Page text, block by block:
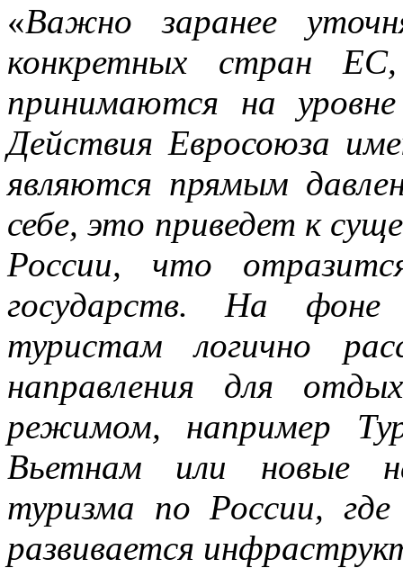
«Важно заранее
конкретных стран
принимаются на
Действия Евросоюза
являются прямым
себе, это приведет к
России, что
государств. На фоне
туристам логично
направления для
режимом, например
Вьетнам или новые
туризма по России,
развивается